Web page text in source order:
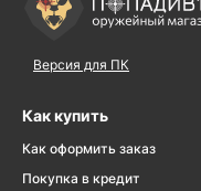
Версия для ПК
Как купить
Как оформить заказ
Покупка в кредит